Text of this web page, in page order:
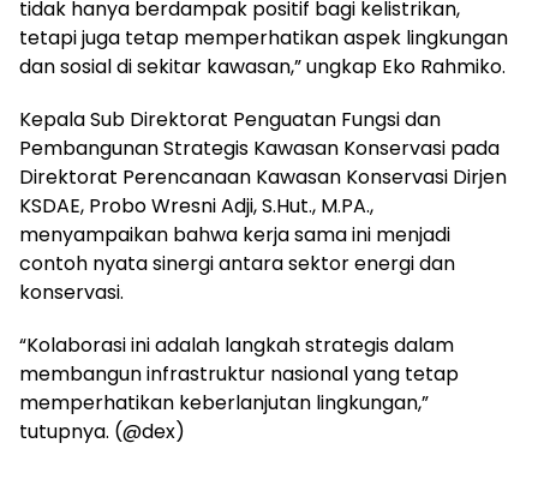
tidak hanya berdampak positif bagi kelistrikan,
tetapi juga tetap memperhatikan aspek lingkungan
dan sosial di sekitar kawasan,” ungkap Eko Rahmiko.
Kepala Sub Direktorat Penguatan Fungsi dan
Pembangunan Strategis Kawasan Konservasi pada
Direktorat Perencanaan Kawasan Konservasi Dirjen
KSDAE, Probo Wresni Adji, S.Hut., M.PA.,
menyampaikan bahwa kerja sama ini menjadi
contoh nyata sinergi antara sektor energi dan
konservasi.
“Kolaborasi ini adalah langkah strategis dalam
membangun infrastruktur nasional yang tetap
memperhatikan keberlanjutan lingkungan,”
tutupnya. (@dex)